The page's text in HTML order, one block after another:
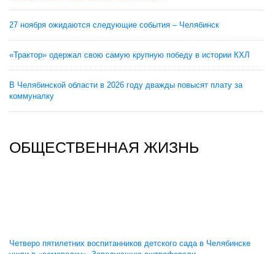
27 ноября ожидаются следующие события – Челябинск
«Трактор» одержал свою самую крупную победу в истории КХЛ
В Челябинской области в 2026 году дважды повысят плату за
коммуналку
ОБЩЕСТВЕННАЯ ЖИЗНЬ
Четверо пятилетних воспитанников детского сада в Челябинске